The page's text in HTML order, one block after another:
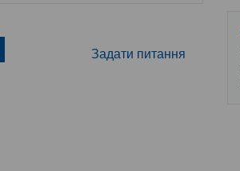
Задати питання